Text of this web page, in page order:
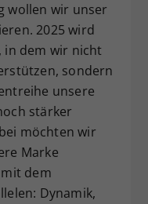
wollen wir unser
2025 wird
in dem wir nicht
sondern
unsere
stärker
möchten wir
Marke
dem
Dynamik,